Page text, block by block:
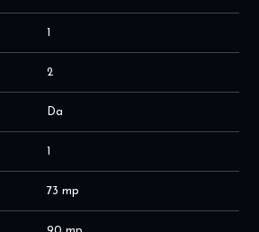
unei centrale proprii.
1
2
Da
1
73 mp